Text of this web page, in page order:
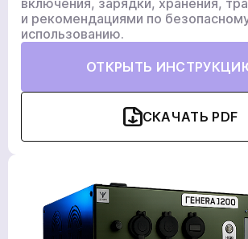
включения, зарядки, хранения,
и рекомендациями по
использованию.
ОТКРЫТЬ
СКАЧАТЬ PDF